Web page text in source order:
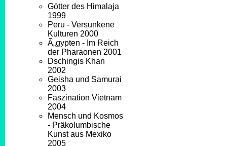
Götter des Himalaja
1999
Peru - Versunkene
Kulturen 2000
Ã„gypten - Im Reich
der Pharaonen 2001
Dschingis Khan
2002
Geisha und Samurai
2003
Faszination Vietnam
2004
Mensch und Kosmos
- Präkolumbische
Kunst aus Mexiko
2005